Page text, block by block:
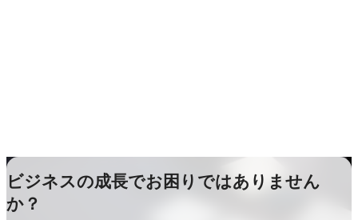
ビジネスの成長でお困りではありません
か？